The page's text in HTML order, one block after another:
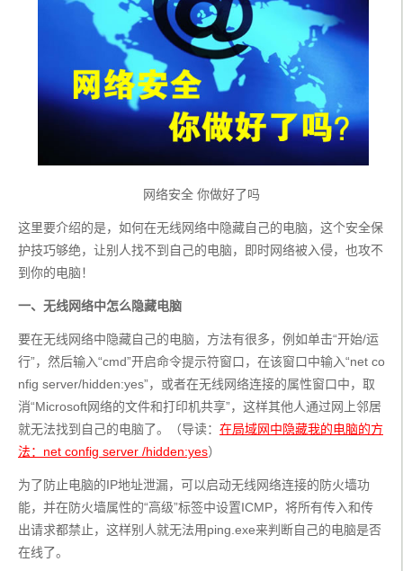
网络安全 你做好了吗
这里要介绍的是，如何在无线网络中隐藏自己的电脑，这个安全保
护技巧够绝，让别人找不到自己的电脑，即时网络被入侵，也攻不
到你的电脑！
一、无线网络中怎么隐藏电脑
要在无线网络中隐藏自己的电脑，方法有很多，例如单击“开始/运
行”，然后输入“cmd”开启命令提示符窗口，在该窗口中输入“net co
nfig server/hidden:yes”，或者在无线网络连接的属性窗口中，取
消“Microsoft网络的文件和打印机共享”，这样其他人通过网上邻居
就无法找到自己的电脑了。（导读： 在局域网中隐藏我的电脑的方
法：net config server /hidden:yes）
为了防止电脑的IP地址泄漏，可以启动无线网络连接的防火墙功
能，并在防火墙属性的“高级”标签中设置ICMP，将所有传入和传
出请求都禁止，这样别人就无法用ping.exe来判断自己的电脑是否
在线了。